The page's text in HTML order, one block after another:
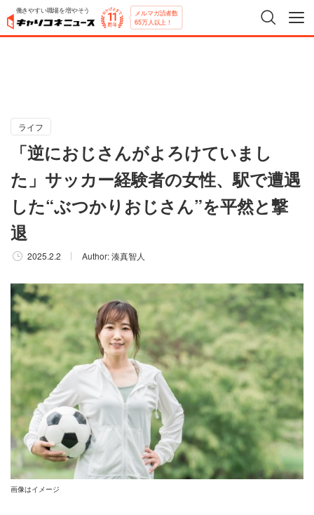
働きやすい職場を増やそう メルマガ読者数
65万人以上！
ライフ
「逆におじさんがよろけていまし
た」サッカー経験者の女性、駅で遭遇
した“ぶつかりおじさん”を平然と撃
退
2025.2.2 Author:湊真智人
画像はイメージ